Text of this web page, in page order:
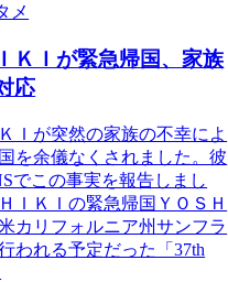
メ
ＫＩが緊急帰国、家族
応
Ｉが突然の家族の不幸によ
を余儀なくされました。彼
でこの事実を報告しまし
ＩＫＩの緊急帰国ＹＯＳＨ
カリフォルニア州サンフラ
われる予定だった「37th